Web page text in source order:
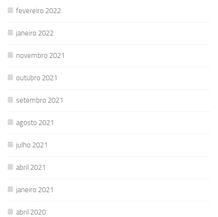
fevereiro 2022
janeiro 2022
novembro 2021
outubro 2021
setembro 2021
agosto 2021
julho 2021
abril 2021
janeiro 2021
abril 2020